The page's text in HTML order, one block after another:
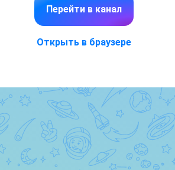
Перейти в канал
Открыть в браузере